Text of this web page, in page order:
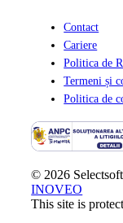
Contact
Cariere
Politica de
Termeni și
Politica de
© 2026
INOVEO
This site is